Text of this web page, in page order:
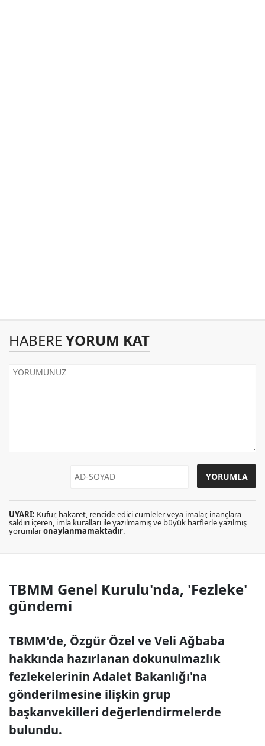
HABERE YORUM KAT
UYARI: Küfür, hakaret, rencide edici cümleler veya imalar, inançlara
saldırı içeren, imla kuralları ile yazılmamış ve büyük harflerle yazılmış
yorumlaronaylanmamaktadır.
TBMM Genel Kurulu'nda, 'Fezleke'
gündemi
TBMM'de, Özgür Özel ve Veli Ağbaba
hakkında hazırlanan dokunulmazlık
fezlekelerinin Adalet Bakanlığı'na
gönderilmesine ilişkin grup
başkanvekilleri değerlendirmelerde
bulundu.